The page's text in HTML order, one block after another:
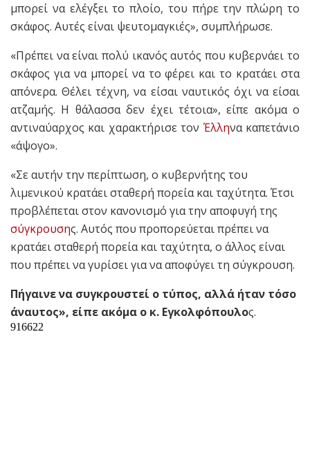
μπορεί να ελέγξει το πλοίο, του πήρε την πλώρη το
σκάφος. Αυτές είναι ψευτομαγκιές», συμπλήρωσε.
«Πρέπει να είναι πολύ ικανός αυτός που κυβερνάει το
σκάφος για να μπορεί να το φέρει και το κρατάει στα
απόνερα. Θέλει τέχνη, να είσαι ναυτικός όχι να είσαι
ατζαμής. Η θάλασσα δεν έχει τέτοια», είπε ακόμα ο
αντιναύαρχος και χαρακτήρισε τον Έλληνα καπετάνιο
«άψογο».
«Σε αυτήν την περίπτωση, ο κυβερνήτης του
λιμενικού κρατάει σταθερή πορεία και ταχύτητα. Έτσι
προβλέπεται στον κανονισμό για την αποφυγή της
σύγκρουσης. Αυτός που προπορεύεται πρέπει να
κρατάει σταθερή πορεία και ταχύτητα, ο άλλος είναι
που πρέπει να γυρίσει για να αποφύγει τη σύγκρουση.
Πήγαινε να συγκρουστεί ο τύπος, αλλά ήταν τόσο
άναυτος», είπε ακόμα ο κ. Εγκολφόπουλος.